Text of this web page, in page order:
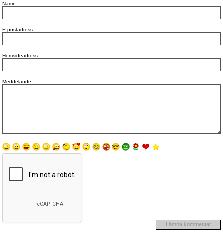
Namn:
E-postadress:
Hemsideadress:
Meddelande: